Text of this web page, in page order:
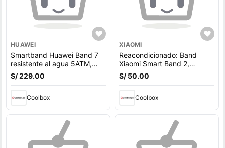
HUAWEI
Smartband Huawei Band 7
resistente al agua 5ATM,
máx. 14 días, 96 modos
deportivos, 1.47"", negro
S/ 229.00
Coolbox
XIAOMI
Reacondicionado: Band
Xiaomi Smart Band 2,
pantalla 1.47"", resistente al
agua 5ATM, apróx, 14 días
S/ 50.00
Coolbox